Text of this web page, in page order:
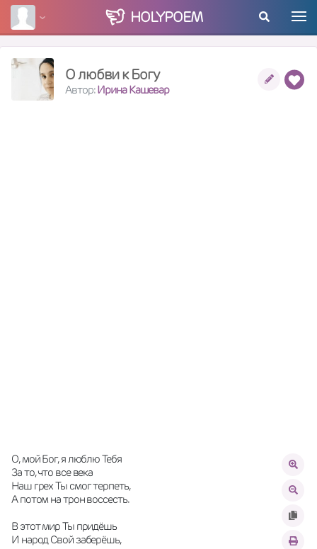
HOLYPOEM
О любви к Богу
Автор:Ирина Кашевар
О, мой Бог, я люблю Тебя
За то, что все века
Наш грех Ты смог терпеть,
А потом на трон воссесть.
В этот мир Ты придёшь
И народ Свой заберёшь,